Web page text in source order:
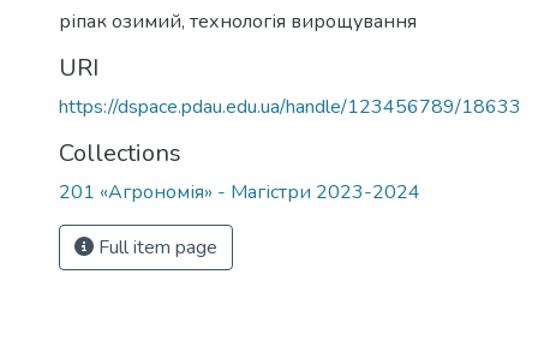
ріпак озимий, технологія вирощування
URI
https://dspace.pdau.edu.ua/handle/123456789/18633
Collections
201 «Агрономія» - Магістри 2023-2024
Full item page